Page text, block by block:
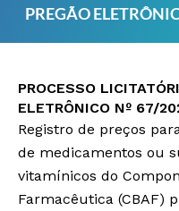
PREGÃO
PROCESSO
ELETRÔNICO Nº 67/
Registro de preços
de medicamentos ou
vitamínicos do
Farmacêutica (CBAF)